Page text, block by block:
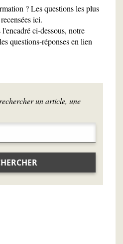
? Les questions les plus
ici.
ci-dessous, notre
questions-réponses en lien
un article, une